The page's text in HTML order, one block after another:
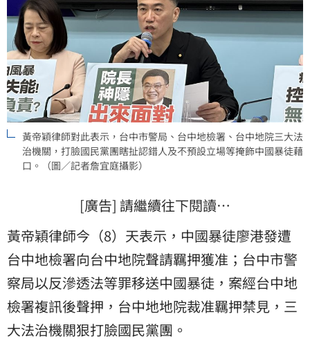
黃帝穎律師對此表示，台中市警局、台中地檢署、台中地院三大法
治機關，打臉國民黨團瞎扯認錯人及不預設立場等掩飾中國暴徒藉
口。（圖／記者詹宜庭攝影）
[廣告] 請繼續往下閱讀…
黃帝穎律師今（8）天表示，中國暴徒廖港發遭
台中地檢署向台中地院聲請羈押獲准； 台中市警
察局以反滲透法等罪移送中國暴徒，案經台中地
檢署複訊後聲押，台中地地院裁准羈押禁見，三
大法治機關狠打臉國民黨團。